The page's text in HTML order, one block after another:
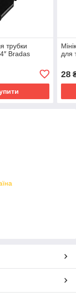
трубки
Bradas
для
28